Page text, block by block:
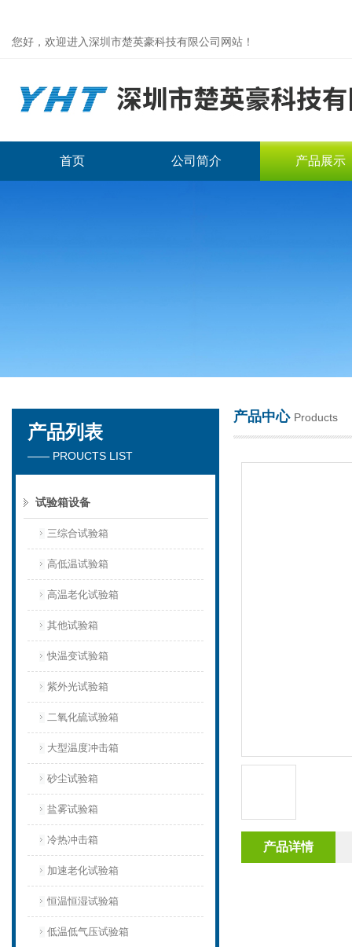
您好，欢迎进入深圳市楚英豪科技有限公司网站！
深圳市楚英豪科技有限公司
首页 公司简介 产品展示
产品列表
—— PROUCTS LIST
试验箱设备
三综合试验箱
高低温试验箱
高温老化试验箱
其他试验箱
快温变试验箱
紫外光试验箱
二氧化硫试验箱
大型温度冲击箱
砂尘试验箱
盐雾试验箱
冷热冲击箱
加速老化试验箱
恒温恒湿试验箱
低温低气压试验箱
产品中心 Products
产品详情